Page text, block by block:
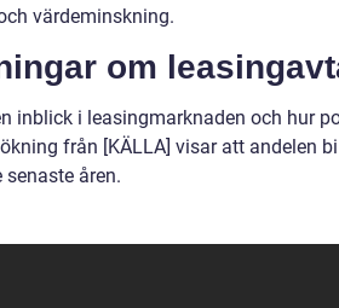
värdeminskning.
om
inblick i leasingmarknaden och hur
från [KÄLLA] visar att andelen
åren.